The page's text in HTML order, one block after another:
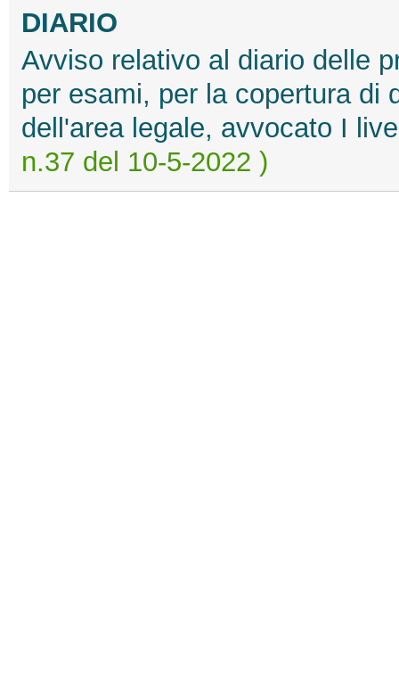
DIARIO
Avviso relativo al diario delle
per esami, per la copertura di
dell'area legale, avvocato I
n.37 del 10-5-2022 )